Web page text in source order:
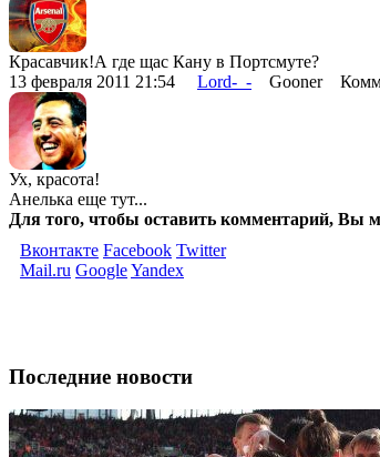
Красавчик!А где щас Кану в Портсмуте?
13 февраля 2011 21:54 Lord-_- Gooner
Ух, красота!
Анелька еще тут...
Для того, чтобы оставить комментарий, Вы
Вконтакте Facebook Twitter
Mail.ru GoogleYandex
Последние новости